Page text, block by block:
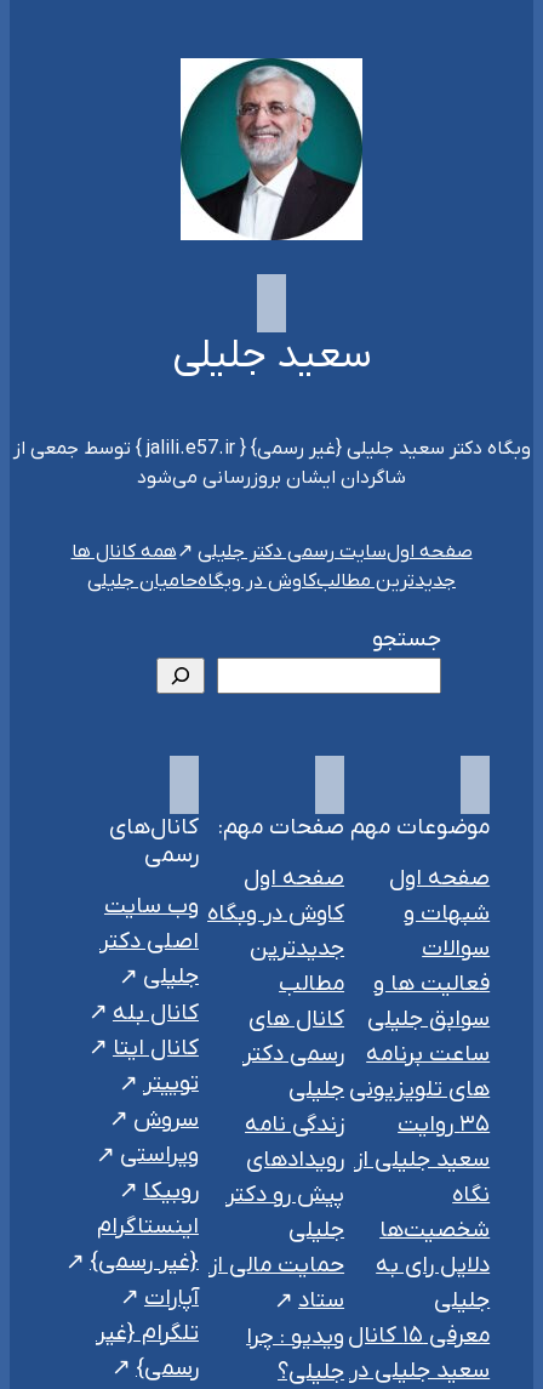
سعید جلیلی
وبگاه دکتر سعید جلیلی {غیر رسمی} { jalili.e57.ir } توسط جمعی از
شاگردان ایشان بروزرسانی می‌شود
صفحه اولسایت رسمی دکتر جلیلی
همه کانال ها
جدیدترین مطالبکاوش در وبگاهحامیان جلیلی
جستجو
موضوعات مهم
صفحه اول
شبهات و
سوالات
فعالیت ها و
سوابق جلیلی
ساعت برنامه
های تلویزیونی
۳۵ روایت
سعید جلیلی از
نگاه
شخصیت‌ها
دلایل رای به
جلیلی
معرفی ۱۵ کانال
سعید جلیلی در
صفحات مهم:
صفحه اول
کاوش در وبگاه
جدیدترین
مطالب
کانال های
رسمی دکتر
جلیلی
زندگی نامه
رویدادهای
پیش رو دکتر
جلیلی
حمایت مالی از
ستاد
ویدیو : چرا
جلیلی؟
کانال‌های
رسمی
وب سایت
اصلی دکتر
جلیلی
کانال بله
کانال ایتا
توییتر
سروش
ویراستی
روبیکا
اینستاگرام
{غیر رسمی}
آپارات
تلگرام {غیر
رسمی}